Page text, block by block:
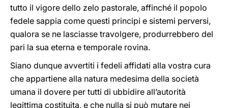
tutto il vigore dello zelo pastorale, affinché il popolo
fedele sappia come questi principi e sistemi perversi,
qualora se ne lasciasse travolgere, produrrebbero del
pari la sua eterna e temporale rovina.
Siano dunque avvertiti i fedeli affidati alla vostra cura
che appartiene alla natura medesima della società
umana il dovere per tutti di ubbidire all’autorità
legittima costituita, e che nulla si può mutare nei